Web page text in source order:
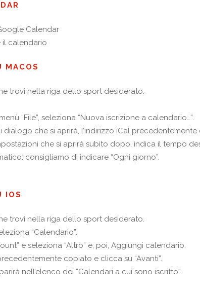
Calendar
calendario
MACOS
trovi nella riga dello sport desiderato.
“File”, seleziona “Nuova iscrizione a calendario…”.
dialogo che si aprirà, l’indirizzo iCal precedentemente
che si aprirà subito dopo, indica il tempo
consigliamo di indicare “Ogni giorno”.
IOS
trovi nella riga dello sport desiderato.
“Calendario”.
e seleziona “Altro” e, poi, Aggiungi calendario.
copiato e clicca su “Avanti”.
nell’elenco dei “Calendari a cui sono iscritto”.